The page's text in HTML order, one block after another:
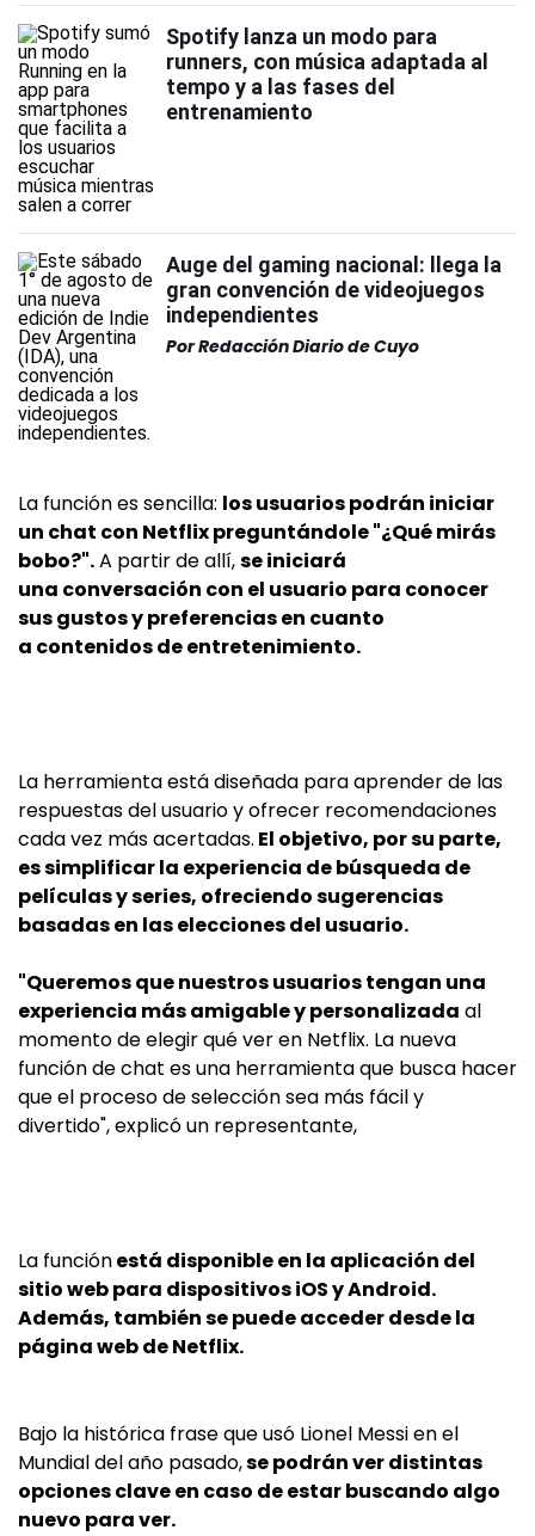
Spotify lanza un modo para
runners, con música adaptada al
tempo y a las fases del
entrenamiento
Auge del gaming nacional: llega la
gran convención de videojuegos
independientes
PorRedacción Diario de Cuyo
La función es sencilla: los usuarios podrán iniciar
un chat con Netflix preguntándole "¿Qué mirás
bobo?".A partir de allí,se iniciará
una conversación con el usuario para conocer
sus gustos y preferencias en cuanto
a contenidos de entretenimiento.
La herramienta está diseñada para aprender de las
respuestas del usuario y ofrecer recomendaciones
cada vez más acertadas. El objetivo, por su parte,
es simplificar la experiencia de búsqueda de
películas y series, ofreciendo sugerencias
basadas en las elecciones del usuario.
"Queremos que nuestros usuarios tengan una
experiencia más amigable y personalizada al
momento de elegir qué ver en Netflix. La nueva
función de chat es una herramienta que busca hacer
que el proceso de selección sea más fácil y
divertido", explicó un representante,
La funciónestá disponible en la aplicación del
sitio web para dispositivos iOS y Android.
Además, también se puede acceder desde la
página web de Netflix.
Bajo la histórica frase que usó Lionel Messi en el
Mundial del año pasado,se podrán ver distintas
opciones clave en caso de estar buscando algo
nuevo para ver.